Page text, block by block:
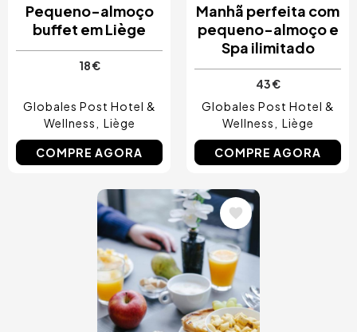
Pequeno-almoço
buffet em Liège
18 €
Globales Post Hotel &
Wellness
Liège
COMPRE AGORA
Manhã perfeita com
pequeno-almoço e
Spa ilimitado
43 €
Globales Post Hotel &
Wellness
Liège
COMPRE AGORA
Imagem